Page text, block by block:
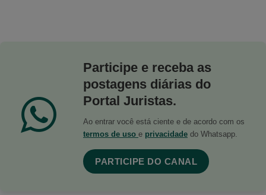
Participe e receba as
postagens diárias do
Portal Juristas.
Ao entrar você está ciente e de acordo com os
termos de uso e privacidade do Whatsapp.
PARTICIPE DO CANAL